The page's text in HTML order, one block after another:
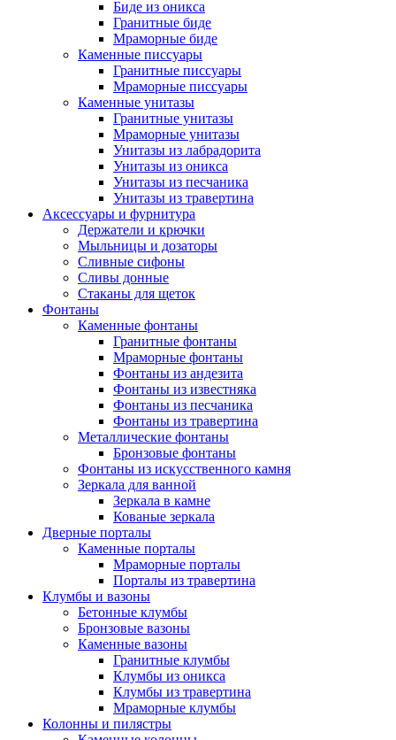
Биде из оникса
Гранитные биде
Мраморные биде
Каменные писсуары
Гранитные писсуары
Мраморные писсуары
Каменные унитазы
Гранитные унитазы
Мраморные унитазы
Унитазы из лабрадорита
Унитазы из оникса
Унитазы из песчаника
Унитазы из травертина
Аксессуары и фурнитура
Держатели и крючки
Мыльницы и дозаторы
Сливные сифоны
Сливы донные
Стаканы для щеток
Фонтаны
Каменные фонтаны
Гранитные фонтаны
Мраморные фонтаны
Фонтаны из андезита
Фонтаны из известняка
Фонтаны из песчаника
Фонтаны из травертина
Металлические фонтаны
Бронзовые фонтаны
Фонтаны из искусственного камня
Зеркала для ванной
Зеркала в камне
Кованые зеркала
Дверные порталы
Каменные порталы
Мраморные порталы
Порталы из травертина
Клумбы и вазоны
Бетонные клумбы
Бронзовые вазоны
Каменные вазоны
Гранитные клумбы
Клумбы из оникса
Клумбы из травертина
Мраморные клумбы
Колонны и пилястры